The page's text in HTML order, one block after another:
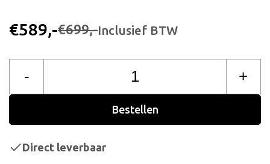
€589,-€699,-Inclusief BTW
- +
Bestellen
Direct leverbaar